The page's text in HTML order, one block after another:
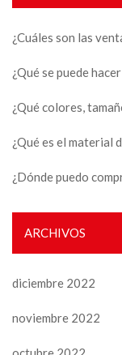
¿Cuáles son las
¿Qué se puede
¿Qué colores,
¿Qué es el material
¿Dónde puedo
ARCHIVOS
diciembre 2022
noviembre 2022